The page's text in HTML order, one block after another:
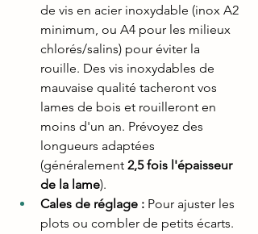
de vis en acier inoxydable (inox A2
minimum, ou A4 pour les milieux
chlorés/salins) pour éviter la
rouille. Des vis inoxydables de
mauvaise qualité tacheront vos
lames de bois et rouilleront en
moins d'un an. Prévoyez des
longueurs adaptées
(généralement 2,5 fois l'épaisseur
de la lame).
Cales de réglage : Pour ajuster les
plots ou combler de petits écarts.